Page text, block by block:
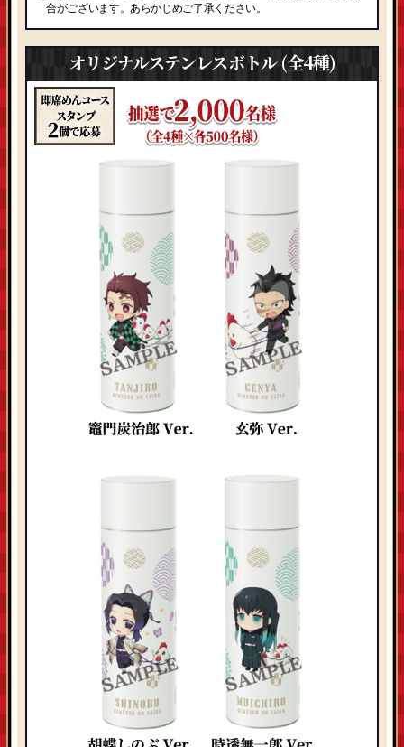
合がございます。あらかじめご了承ください。
オリジナルステンレスボトル (全4種)